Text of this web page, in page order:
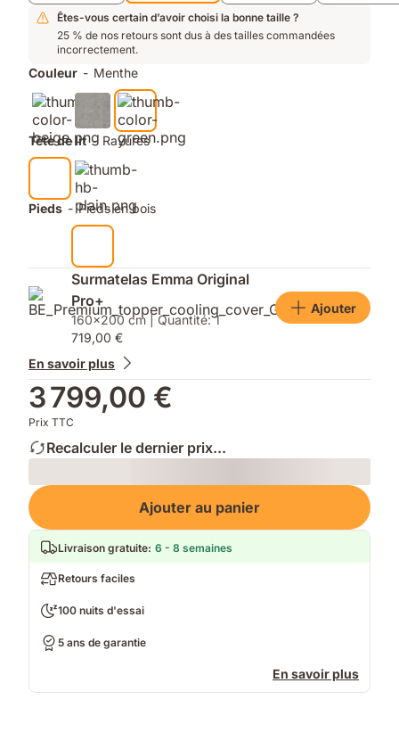
Êtes-vous certain d’avoir choisi la bonne taille ?
25 % de nos retours sont dus à des tailles commandées
incorrectement.
Couleur - Menthe
Tête de lit - Rayures
Pieds - Pieds en bois
Surmatelas Emma Original
Pro+
160x200 cm | Quantité: 1
719,00 €
Ajouter
En savoir plus
3 799,00 €
Prix TTC
Recalculer le dernier prix...
Loading
Ajouter au panier
Livraison gratuite: 6 - 8 semaines
Retours faciles
100 nuits d'essai
5 ans de garantie
En savoir plus